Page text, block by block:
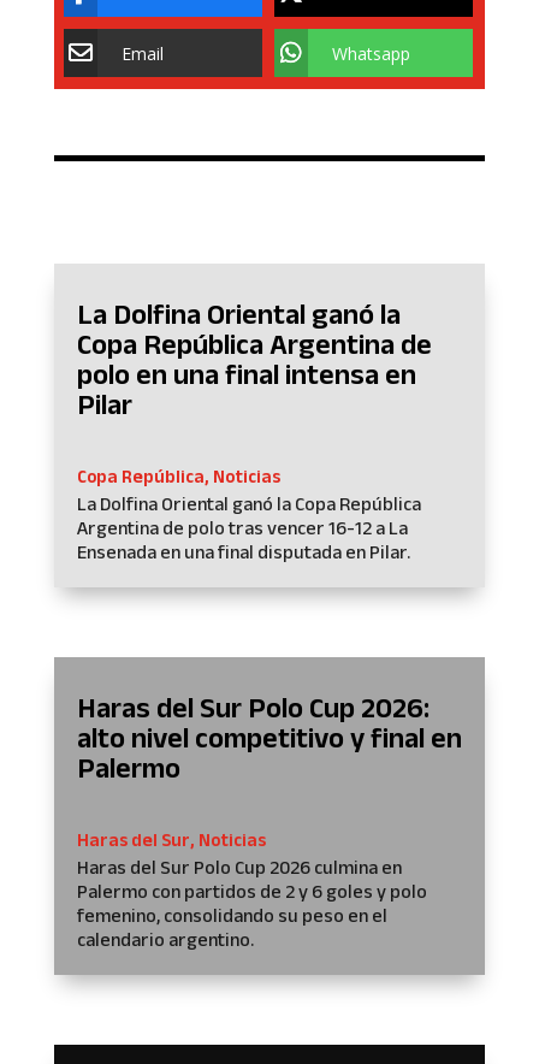
Email Whatsapp
La Dolfina Oriental ganó la
Copa República Argentina de
polo en una final intensa en
Pilar
Copa República, Noticias
La Dolfina Oriental ganó la Copa República
Argentina de polo tras vencer 16-12 a La
Ensenada en una final disputada en Pilar.
Haras del Sur Polo Cup 2026:
alto nivel competitivo y final en
Palermo
Haras del Sur, Noticias
Haras del Sur Polo Cup 2026 culmina en
Palermo con partidos de 2 y 6 goles y polo
femenino, consolidando su peso en el
calendario argentino.